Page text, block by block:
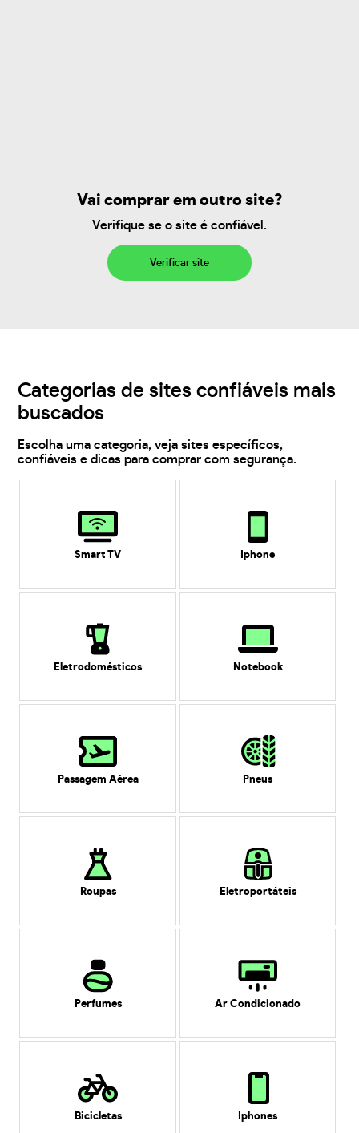
Vai comprar em outro site?
Verifique se o site é confiável.
Verificar site
Categorias de sites confiáveis mais
buscados
Escolha uma categoria, veja sites específicos,
confiáveis e dicas para comprar com segurança.
Smart TV Iphone
Eletrodomésticos Notebook
Passagem Aérea Pneus
Roupas Eletroportáteis
Perfumes Ar Condicionado
Bicicletas Iphones